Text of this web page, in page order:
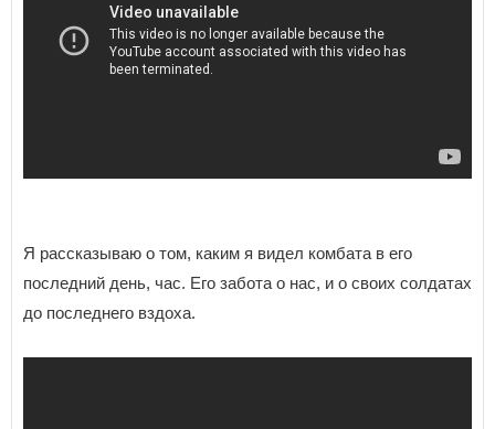
Я рассказываю о том, каким я видел комбата в его
последний день, час. Его забота о нас, и о своих солдатах
до последнего вздоха.